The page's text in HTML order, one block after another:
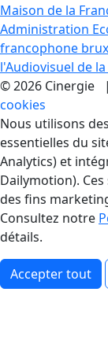
Maison de la
Administration
francophone
l'Audiovisuel de
© 2026 Cinergie
cookies
Gestion
Nous utilisons
essentielles du
Analytics) et
Dailymotion).
des fins
Consultez notre
détails.
Accepter tout